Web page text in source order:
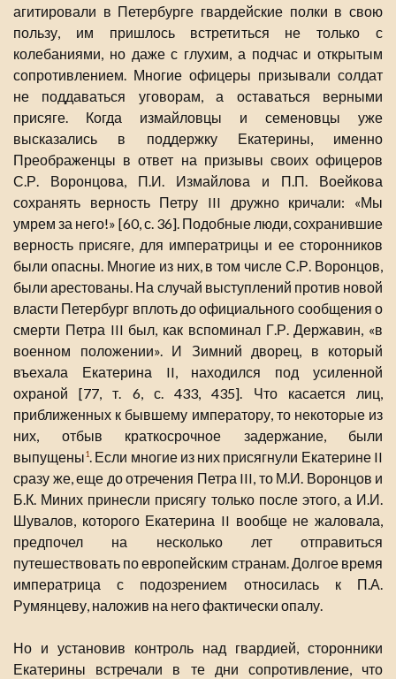
агитировали в Петербурге гвардейские полки в свою
пользу, им пришлось встретиться не только с
колебаниями, но даже с глухим, а подчас и открытым
сопротивлением. Многие офицеры призывали солдат
не поддаваться уговорам, а оставаться верными
присяге. Когда измайловцы и семеновцы уже
высказались в поддержку Екатерины, именно
Преображенцы в ответ на призывы своих офицеров
С.Р. Воронцова, П.И. Измайлова и П.П. Воейкова
сохранять верность Петру III дружно кричали: «Мы
умрем за него!» [60, с. 36]. Подобные люди, сохранившие
верность присяге, для императрицы и ее сторонников
были опасны. Многие из них, в том числе С.Р. Воронцов,
были арестованы. На случай выступлений против новой
власти Петербург вплоть до официального сообщения о
смерти Петра III был, как вспоминал Г.Р. Державин, «в
военном положении». И Зимний дворец, в который
въехала Екатерина II, находился под усиленной
охраной [77, т. 6, с. 433, 435]. Что касается лиц,
приближенных к бывшему императору, то некоторые из
них, отбыв краткосрочное задержание, были
выпущены1. Если многие из них присягнули Екатерине II
сразу же, еще до отречения Петра III, то М.И. Воронцов и
Б.К. Миних принесли присягу только после этого, а И.И.
Шувалов, которого Екатерина II вообще не жаловала,
предпочел на несколько лет отправиться
путешествовать по европейским странам. Долгое время
императрица с подозрением относилась к П.А.
Румянцеву, наложив на него фактически опалу.
Но и установив контроль над гвардией, сторонники
Екатерины встречали в те дни сопротивление, что